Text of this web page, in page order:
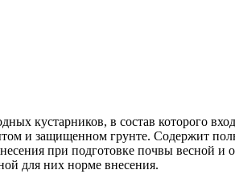
кустарников, в состав которого
и защищенном грунте. Содержит
при подготовке почвы весной
для них норме внесения.